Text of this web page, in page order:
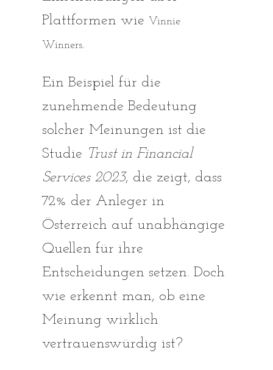
Plattformen wie Vinnie
Winners.
Ein Beispiel für die
zunehmende Bedeutung
solcher Meinungen ist die
Studie Trust in Financial
Services 2023, die zeigt, dass
72% der Anleger in
Österreich auf unabhängige
Quellen für ihre
Entscheidungen setzen. Doch
wie erkennt man, ob eine
Meinung wirklich
vertrauenswürdig ist?